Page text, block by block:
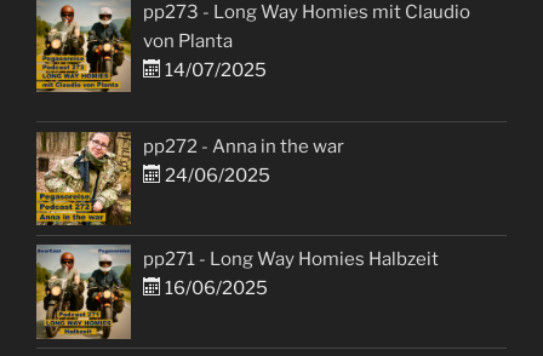
pp273 - Long Way Homies mit Claudio
von Planta
14/07/2025
pp272 - Anna in the war
24/06/2025
pp271 - Long Way Homies Halbzeit
16/06/2025